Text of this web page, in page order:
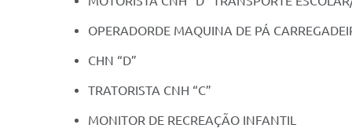
OPERADORDE MAQUINA DE PÁ
CHN “D”
TRATORISTA CNH “C”
MONITOR DE RECREAÇÃO INFANTIL